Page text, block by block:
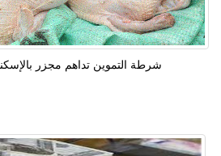
شرطة التموين تداهم مجزر